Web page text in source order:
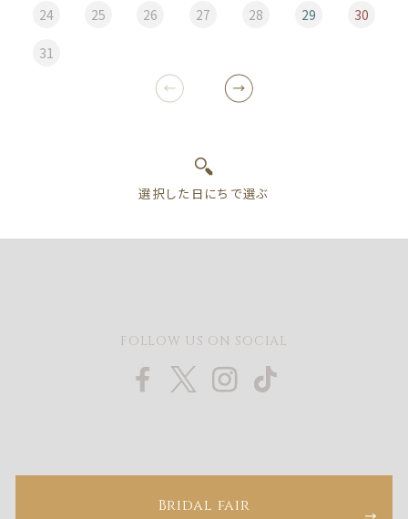
24 25 26 27 28 29 30
31
FOLLOW US ON SOCIAL
Bridal fair